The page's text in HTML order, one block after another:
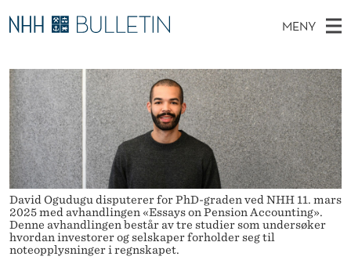
S
L
K
H
Å
N
D
T
MENY
O
V
E
D
M
E
N
Y
Ø
K
I
N
E
T
T
S
T
E
D
E
T
Stipendiater og nye forskerprofiler
Disputaser
Ekspertutvalg
Om Bulletin
David Ogudugu disputerer for PhD-graden ved NHH 11. mars
2025 med avhandlingen «Essays on Pension Accounting».
Denne avhandlingen består av tre studier som undersøker
hvordan investorer og selskaper forholder seg til
noteopplysninger i regnskapet.